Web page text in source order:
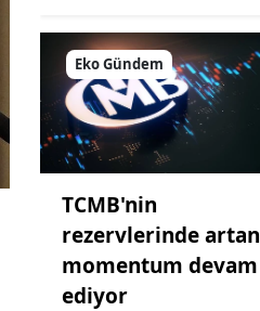
Eko Gündem
TCMB'nin
rezervlerinde artan
momentum devam
ediyor